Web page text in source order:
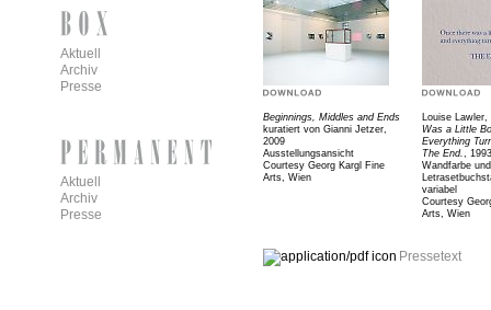
Beginnings, Middles and Ends
kuratiert von Gianni Jetzer,
2009
Ausstellungsansicht
Courtesy Georg Kargl Fine
Arts, Wien
Louise Lawler,
Was a Little
Everything
The End.
, 1993
Wandfarbe und
variabel
Courtesy
Arts, Wien
Pressetext
Aktuell
Archiv
Presse
Aktuell
Archiv
Presse